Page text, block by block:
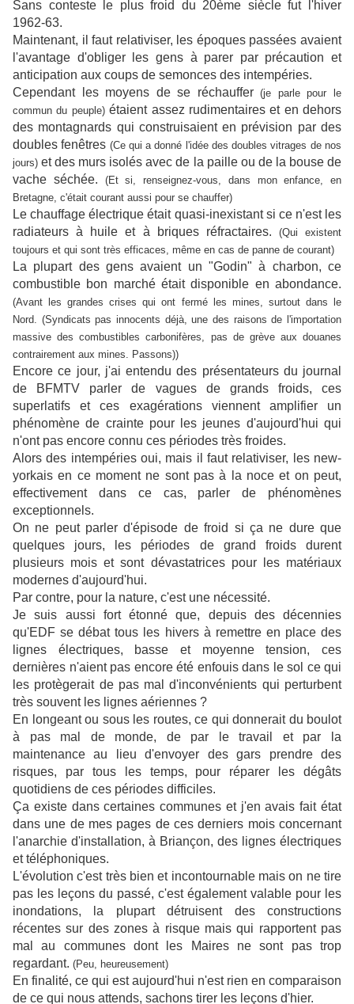
Sans conteste le plus froid du 20ème siècle fut l'hiver
1962-63.
Maintenant, il faut relativiser, les époques passées avaient
l'avantage d'obliger les gens à parer par précaution et
anticipation aux coups de semonces des intempéries.
Cependant les moyens de se réchauffer(je parle pour le
commun du peuple)étaient assez rudimentaires et en dehors
des montagnards qui construisaient en prévision par des
doubles fenêtres (Ce qui a donné l'idée des doubles vitrages de nos
jours) et des murs isolés avec de la paille ou de la bouse de
vache séchée. (Et si, renseignez-vous, dans mon enfance, en
Bretagne, c'était courant aussi pour se chauffer)
Le chauffage électrique était quasi-inexistant si ce n'est les
radiateurs à huile et à briques réfractaires. (Qui existent
toujours et qui sont très efficaces, même en cas de panne de courant)
La plupart des gens avaient un "Godin" à charbon, ce
combustible bon marché était disponible en abondance.
(Avant les grandes crises qui ont fermé les mines, surtout dans le
Nord. (Syndicats pas innocents déjà, une des raisons de l'importation
massive des combustibles carbonifères, pas de grève aux douanes
contrairement aux mines. Passons))
Encore ce jour, j'ai entendu des présentateurs du journal
de BFMTV parler de vagues de grands froids, ces
superlatifs et ces exagérations viennent amplifier un
phénomène de crainte pour les jeunes d'aujourd'hui qui
n'ont pas encore connu ces périodes très froides.
Alors des intempéries oui, mais il faut relativiser, les new-
yorkais en ce moment ne sont pas à la noce et on peut,
effectivement dans ce cas, parler de phénomènes
exceptionnels.
On ne peut parler d'épisode de froid si ça ne dure que
quelques jours, les périodes de grand froids durent
plusieurs mois et sont dévastatrices pour les matériaux
modernes d'aujourd'hui.
Par contre, pour la nature, c'est une nécessité.
Je suis aussi fort étonné que, depuis des décennies
qu'EDF se débat tous les hivers à remettre en place des
lignes électriques, basse et moyenne tension, ces
dernières n'aient pas encore été enfouis dans le sol ce qui
les protègerait de pas mal d'inconvénients qui perturbent
très souvent les lignes aériennes ?
En longeant ou sous les routes, ce qui donnerait du boulot
à pas mal de monde, de par le travail et par la
maintenance au lieu d'envoyer des gars prendre des
risques, par tous les temps, pour réparer les dégâts
quotidiens de ces périodes difficiles.
Ça existe dans certaines communes et j'en avais fait état
dans une de mes pages de ces derniers mois concernant
l'anarchie d'installation, à Briançon, des lignes électriques
et téléphoniques.
L'évolution c'est très bien et incontournable mais on ne tire
pas les leçons du passé, c'est également valable pour les
inondations, la plupart détruisent des constructions
récentes sur des zones à risque mais qui rapportent pas
mal au communes dont les Maires ne sont pas trop
regardant. (Peu, heureusement)
En finalité, ce qui est aujourd'hui n'est rien en comparaison
de ce qui nous attends, sachons tirer les leçons d'hier.